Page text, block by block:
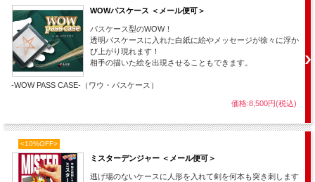
WOWパスケース ＜メール便可＞
パスケース型のWOW！
透明パスケースに入れた白紙に絵やメッセージが徐々に浮か
び上がり現れます！
相手の描いた絵を出現させることもできます。
-WOW PASS CASE-（ワウ・パスケース）
価格:8,500円(税込)
<10%OFF>
ミスターデンジャー ＜メール便可＞
逃げ場のないケースに人形を入れて剣を何本も突き刺します